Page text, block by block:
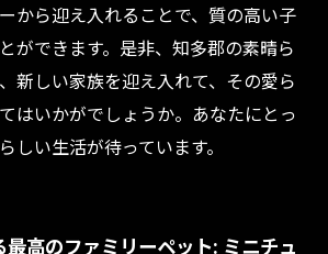
から迎え入れることで、質の高い子
ができます。是非、知多郡の素晴ら
新しい家族を迎え入れて、その愛ら
はいかがでしょうか。あなたにとっ
しい生活が待っています。
高のファミリーペット: ミニチュ